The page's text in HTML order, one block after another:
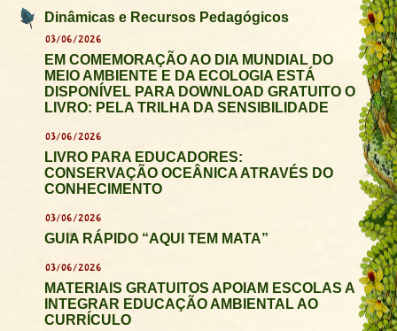
Dinâmicas e Recursos Pedagógicos
03/06/2026
EM COMEMORAÇÃO AO DIA MUNDIAL DO
MEIO AMBIENTE E DA ECOLOGIA ESTÁ
DISPONÍVEL PARA DOWNLOAD GRATUITO O
LIVRO: PELA TRILHA DA SENSIBILIDADE
03/06/2026
LIVRO PARA EDUCADORES:
CONSERVAÇÃO OCEÂNICA ATRAVÉS DO
CONHECIMENTO
03/06/2026
GUIA RÁPIDO “AQUI TEM MATA”
03/06/2026
MATERIAIS GRATUITOS APOIAM ESCOLAS A
INTEGRAR EDUCAÇÃO AMBIENTAL AO
CURRÍCULO